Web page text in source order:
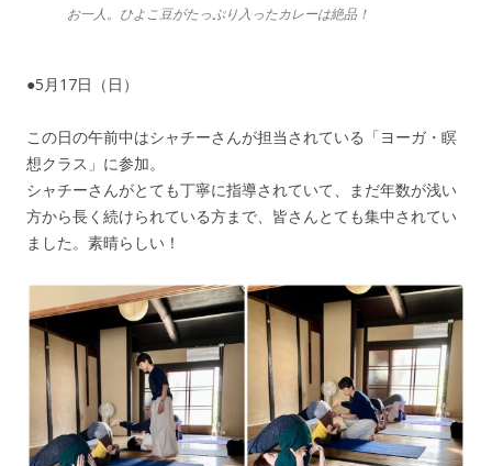
お一人。ひよこ豆がたっぷり入ったカレーは絶品！
●5月17日（日）
この日の午前中はシャチーさんが担当されている「ヨーガ・瞑
想クラス」に参加。
シャチーさんがとても丁寧に指導されていて、まだ年数が浅い
方から長く続けられている方まで、皆さんとても集中されてい
ました。素晴らしい！